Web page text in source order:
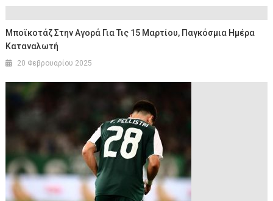
Μποϊκοτάζ Στην Αγορά Για Τις 15 Μαρτίου, Παγκόσμια Ημέρα
Καταναλωτή
20 Φεβρουαρίου 2025